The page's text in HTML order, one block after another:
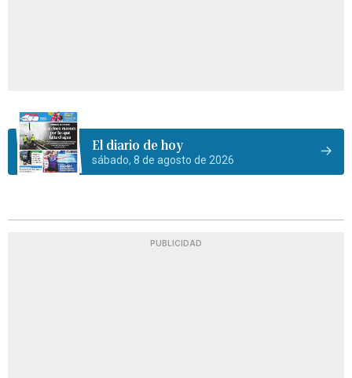
El diario de hoy
sábado, 8 de agosto de 2026
PUBLICIDAD